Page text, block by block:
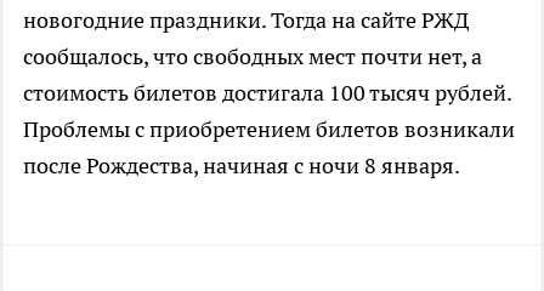
новогодние праздники. Тогда на сайте РЖД
сообщалось, что свободных мест почти нет, а
стоимость билетов достигала 100 тысяч рублей.
Проблемы с приобретением билетов возникали
после Рождества, начиная с ночи 8 января.